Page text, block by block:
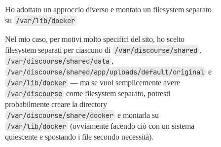
Ho adottato un approccio diverso e montato un filesystem separato
su
/var/lib/docker
Nel mio caso, per motivi molto specifici del sito, ho scelto
filesystem separati per ciascuno di
/var/discourse/shared ,
/var/discourse/shared/data ,
/var/discourse/shared/app/uploads/default/original e
/var/lib/docker — ma se vuoi semplicemente avere
/var/discourse come filesystem separato, potresti
probabilmente creare la directory
/var/discourse/share/docker e montarla su
/var/lib/docker (ovviamente facendo ciò con un sistema
quiescente e spostando i file secondo necessità).